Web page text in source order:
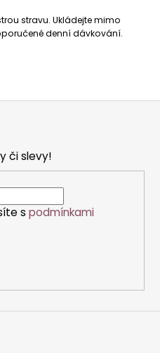
stravu. Ukládejte mimo
denní dávkování.
či slevy!
s podmínkami